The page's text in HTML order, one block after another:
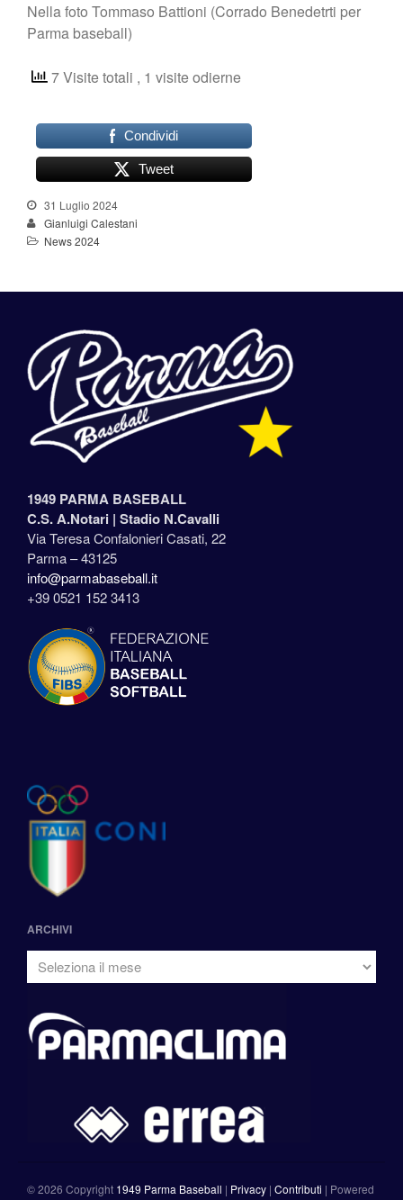
Nella foto Tommaso Battioni (Corrado Benedetrti per
Parma baseball)
7 Visite totali , 1 visite odierne
Condividi
Tweet
31 Luglio 2024
Gianluigi Calestani
News 2024
1949 PARMA BASEBALL
C.S. A.Notari | Stadio N.Cavalli
Via Teresa Confalonieri Casati, 22
Parma – 43125
info@parmabaseball.it
+39 0521 152 3413
ARCHIVI
©2026 Copyright 1949 Parma Baseball | Privacy | Contributi | Powered